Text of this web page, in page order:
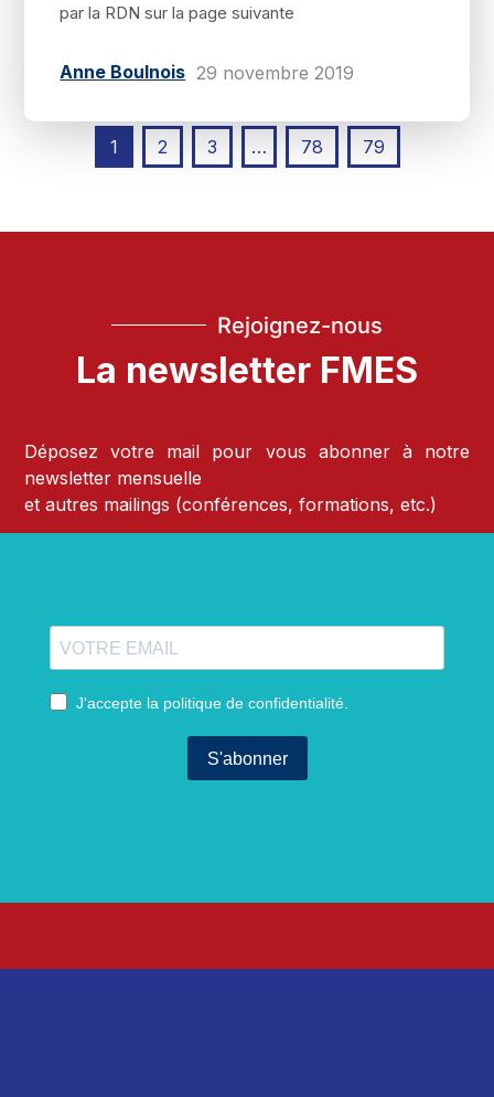
par la RDN sur lapage suivante
Anne Boulnois 29 novembre 2019
1 2 3 … 78 79
Rejoignez-nous
La newsletter FMES
Déposez votre mail pour vous abonner à notre
newsletter mensuelle
et autres mailings (conférences, formations, etc.)